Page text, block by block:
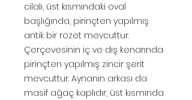
cilalı, üst kısmındaki oval
başlığında, pirinçten yapılmış
antik bir rozet mevcuttur.
Çerçevesinin iç ve dış kenarında
pirinçten yapılmış zincir şerit
mevcuttur. Aynanın arkası da
masif ağaç kaplıdır, üst kısmında